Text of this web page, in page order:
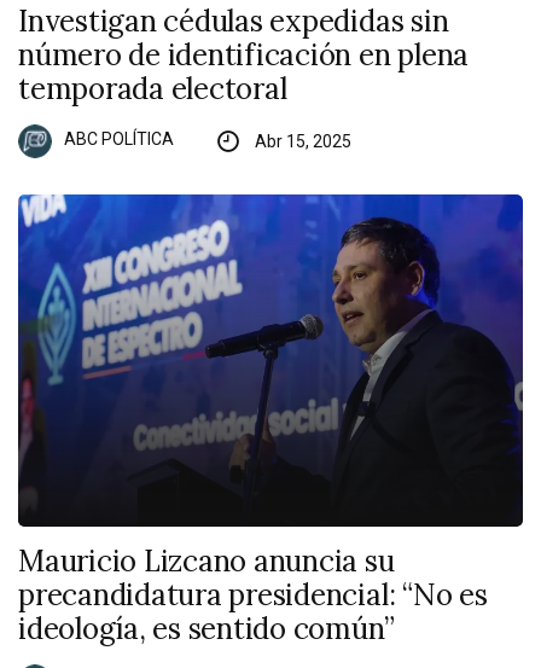
Investigan cédulas expedidas sin
número de identificación en plena
temporada electoral
ABC POLÍTICA Abr 15, 2025
Mauricio Lizcano anuncia su
precandidatura presidencial: “No es
ideología, es sentido común”